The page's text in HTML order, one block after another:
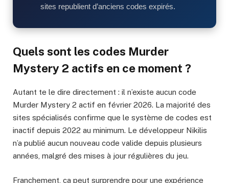
sites republient d’anciens codes expirés.
Quels sont les codes Murder
Mystery 2 actifs en ce moment ?
Autant te le dire directement : il n’existe aucun code
Murder Mystery 2 actif en février 2026. La majorité des
sites spécialisés confirme que le système de codes est
inactif depuis 2022 au minimum. Le développeur Nikilis
n’a publié aucun nouveau code valide depuis plusieurs
années, malgré des mises à jour régulières du jeu.
Franchement, ça peut surprendre pour une expérience